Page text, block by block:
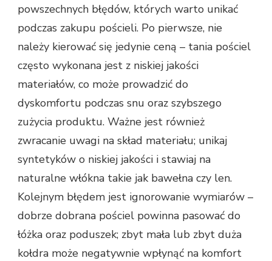
powszechnych błędów, których warto unikać
podczas zakupu pościeli. Po pierwsze, nie
należy kierować się jedynie ceną – tania pościel
często wykonana jest z niskiej jakości
materiałów, co może prowadzić do
dyskomfortu podczas snu oraz szybszego
zużycia produktu. Ważne jest również
zwracanie uwagi na skład materiału; unikaj
syntetyków o niskiej jakości i stawiaj na
naturalne włókna takie jak bawełna czy len.
Kolejnym błędem jest ignorowanie wymiarów –
dobrze dobrana pościel powinna pasować do
łóżka oraz poduszek; zbyt mała lub zbyt duża
kołdra może negatywnie wpłynąć na komfort